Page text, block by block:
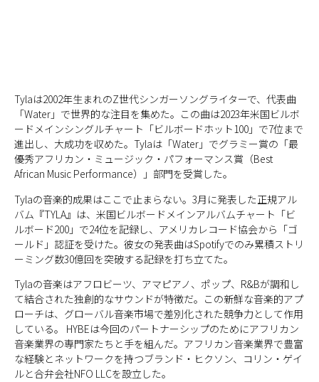
Tylaは2002年生まれのZ世代シンガーソングライターで、代表曲
「Water」で世界的な注目を集めた。この曲は2023年米国ビルボ
ードメインシングルチャート「ビルボードホット100」で7位まで
進出し、大成功を収めた。Tylaは「Water」でグラミー賞の「最
優秀アフリカン・ミュージック・パフォーマンス賞（Best
African Music Performance）」部門を受賞した。
Tylaの音楽的成果はここで止まらない。3月に発表した正規アル
バム『TYLA』は、米国ビルボードメインアルバムチャート「ビ
ルボード200」で24位を記録し、アメリカレコード協会から「ゴ
ールド」認証を受けた。彼女の発表曲はSpotifyでのみ累積ストリ
ーミング数30億回を突破する記録を打ち立てた。
Tylaの音楽はアフロビーツ、アマピアノ、ポップ、R&Bが調和し
て結合された独創的なサウンドが特徴だ。この新鮮な音楽的アプ
ローチは、グローバル音楽市場で差別化された競争力として作用
している。 HYBEは今回のパートナーシップのためにアフリカン
音楽業界の専門家たちと手を組んだ。アフリカン音楽業界で豊富
な経験とネットワークを持つブランド・ヒクソン、コリン・ゲイ
ルと合弁会社NFO LLCを設立した。